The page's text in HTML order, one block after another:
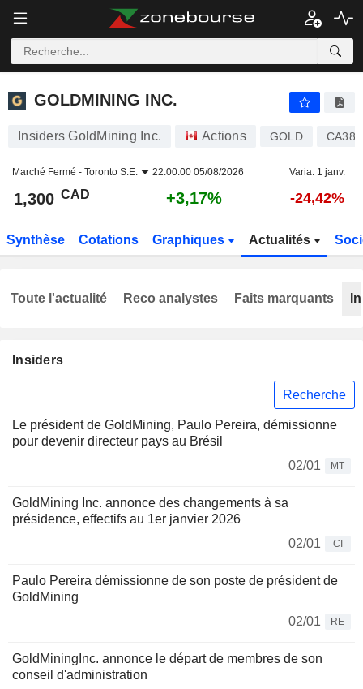
GOLDMINING INC.
GOLDMINING INC.
Insiders GoldMining Inc. Actions GOLD
Marché Fermé - Toronto S.E. 22:00:00 05/08/2026 Varia. 1 janv.
1,300 CAD +3,17% -24,42%
Synthèse Cotations Graphiques Actualités
Insiders
Recherche
Le président de GoldMining, Paulo Pereira, démissionne
pour devenir directeur pays au Brésil
02/01
MT
GoldMining Inc. annonce des changements à sa
présidence, effectifs au 1er janvier 2026
02/01
CI
Paulo Pereira démissionne de son poste de président de
GoldMining
02/01
RE
GoldMiningInc. annonce le départ de membres de son
conseil d'administration
Toute l'actualité Reco analystes Faits marquants